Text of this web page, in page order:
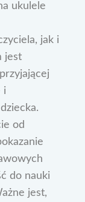
ukulele
jak i
jest
i
od
do nauki
jest,